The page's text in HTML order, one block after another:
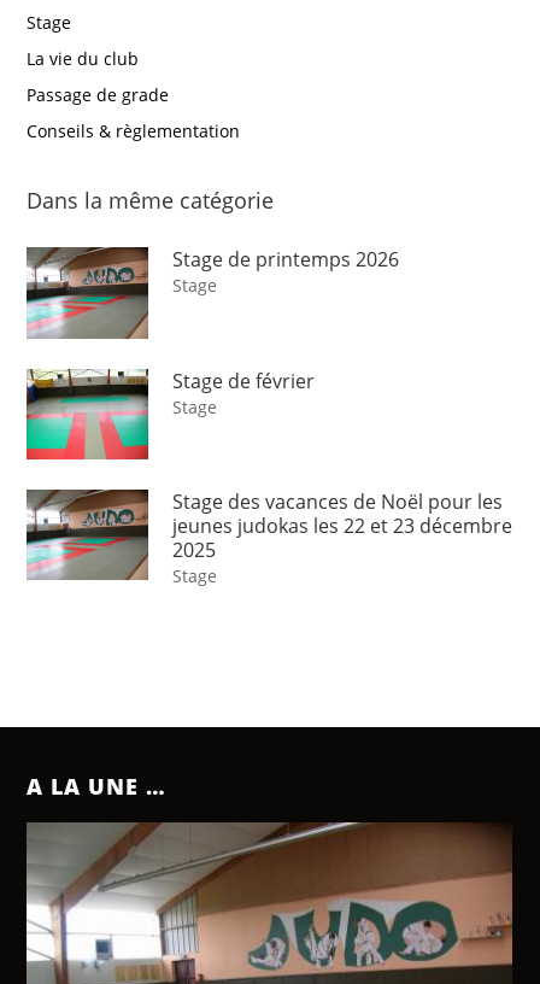
Stage
La vie du club
Passage de grade
Conseils & règlementation
Dans la même catégorie
Stage de printemps 2026
Stage
Stage de février
Stage
Stage des vacances de Noël pour les
jeunes judokas les 22 et 23 décembre
2025
Stage
A LA UNE …